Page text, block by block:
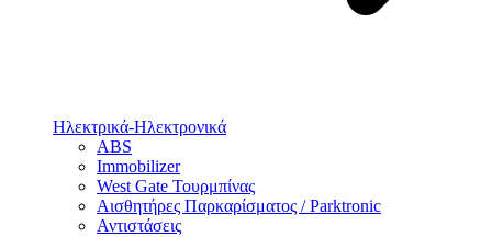
Ηλεκτρικά-Ηλεκτρονικά
ABS
Immobilizer
West Gate Τουρμπίνας
Αισθητήρες Παρκαρίσματος / Parktronic
Αντιστάσεις